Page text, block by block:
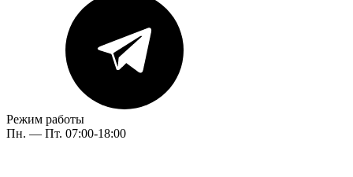
Режим работы
Пн. — Пт. 07:00-18:00